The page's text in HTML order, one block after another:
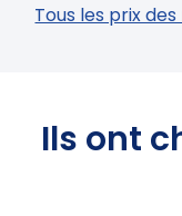
Tous les prix
Ils ont